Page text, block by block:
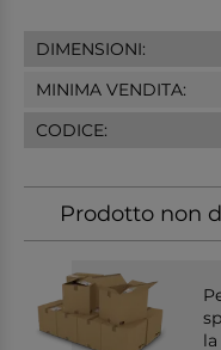
DIMENSIONI:
MINIMA VENDITA:
CODICE:
Prodotto non